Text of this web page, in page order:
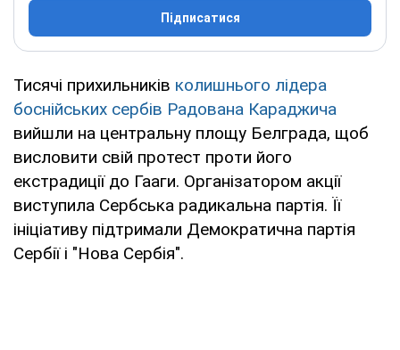
Підписатися
Тисячі прихильників колишнього лідера
боснійських сербів Радована Караджича
вийшли на центральну площу Белграда, щоб
висловити свій протест проти його
екстрадиції до Гааги. Організатором акції
виступила Сербська радикальна партія. Її
ініціативу підтримали Демократична партія
Сербії і "Нова Сербія".